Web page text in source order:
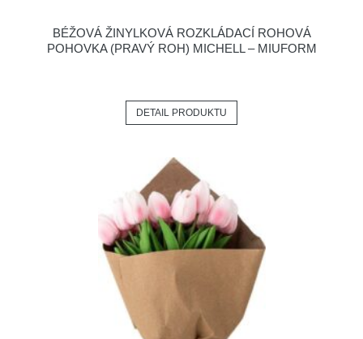
BÉŽOVÁ ŽINYLKOVÁ ROZKLÁDACÍ ROHOVÁ
POHOVKA (PRAVÝ ROH) MICHELL – MIUFORM
DETAIL PRODUKTU